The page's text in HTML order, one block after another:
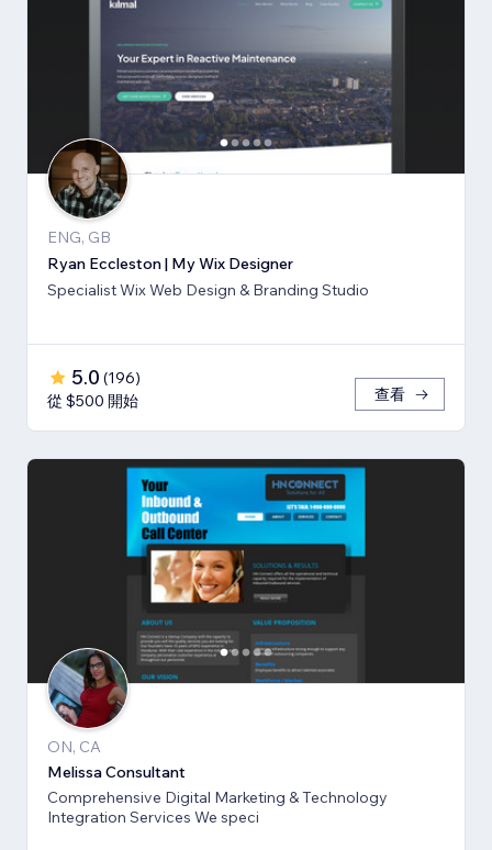
ENG, GB
Ryan Eccleston | My Wix Designer
Specialist Wix Web Design & Branding Studio
5.0 (196)
從 $500 開始
查看
ON, CA
Melissa Consultant
Comprehensive Digital Marketing & Technology
Integration Services We speci